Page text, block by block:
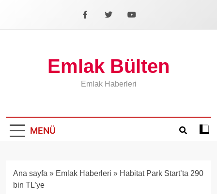
Facebook
X YouTube
Emlak Bülten
Emlak Haberleri
MENÜ
Koyu
veya
Ana sayfa » Emlak Haberleri » Habitat Park Start’ta 290
bin TL’ye